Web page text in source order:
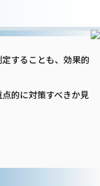
定することも、効果的
的に対策すべきか見